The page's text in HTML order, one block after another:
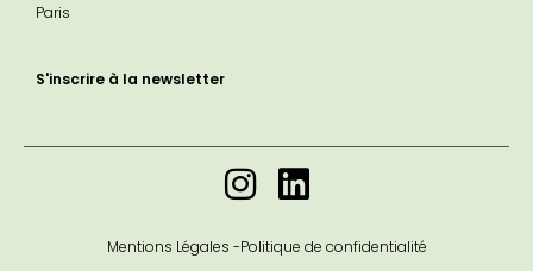
Paris
S'inscrire à la newsletter
Mentions Légales -Politique de confidentialité